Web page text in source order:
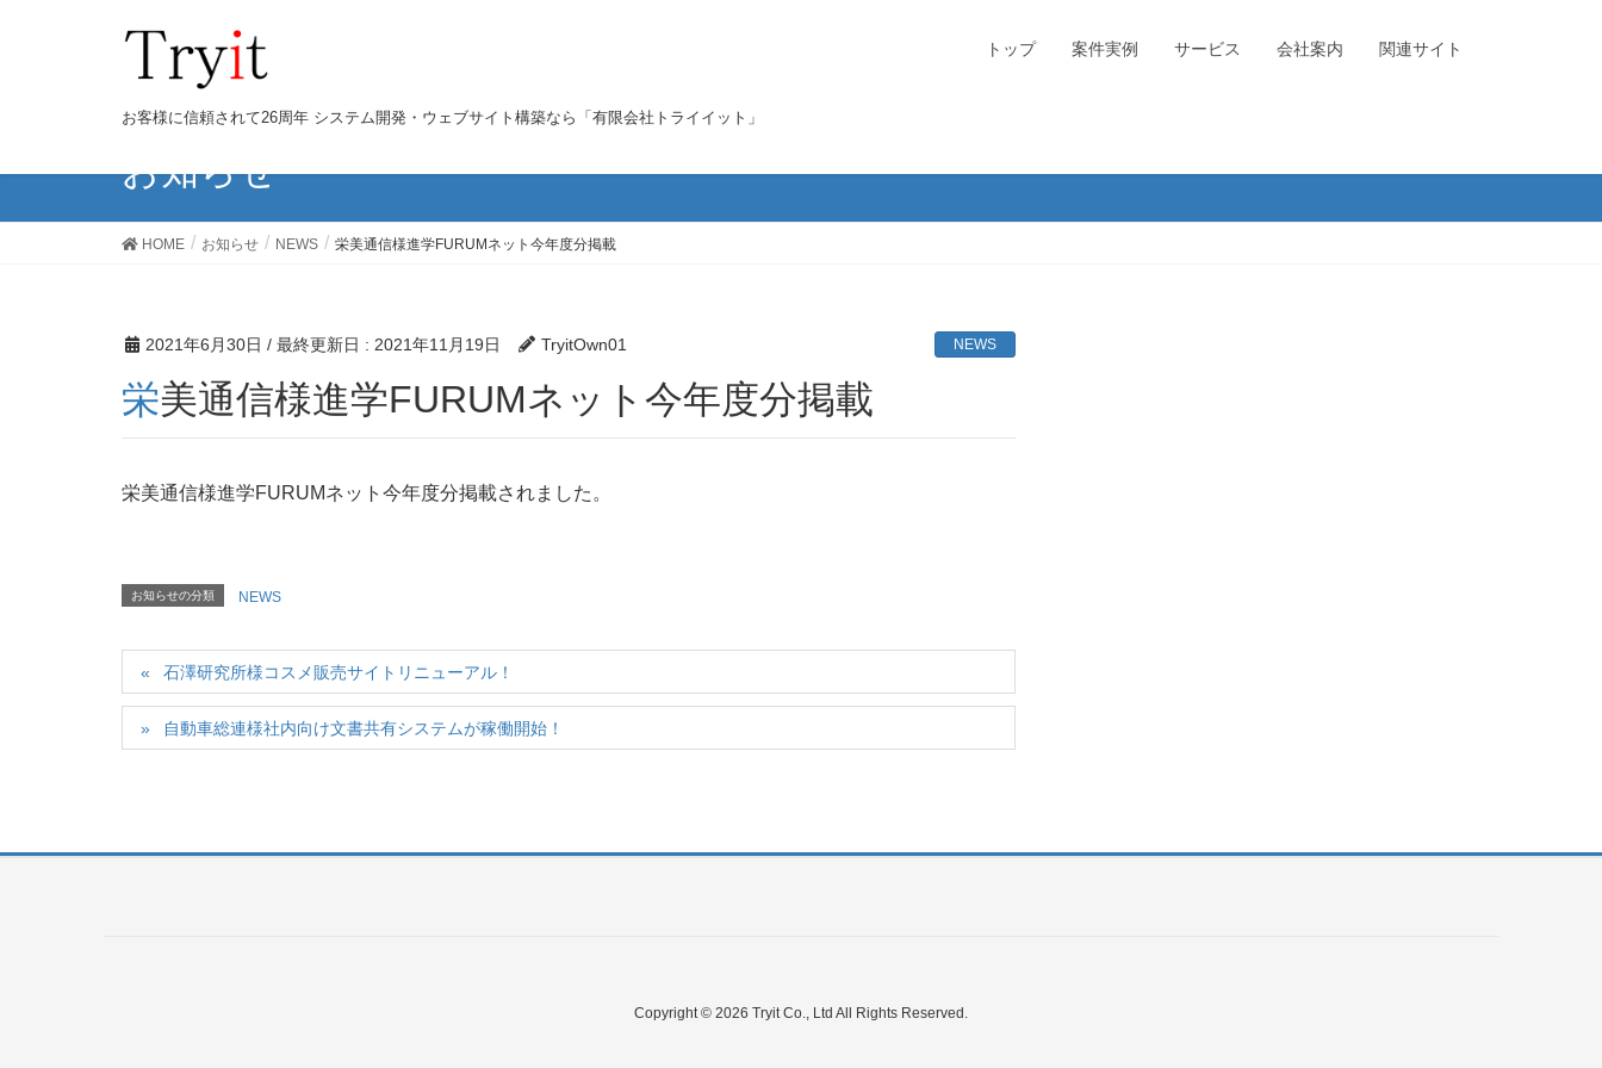
お客様に信頼されて26周年 システム開発・ウェブサイト構築なら「有限会社トライイット」
トップ 案件実例 サービス 会社案内 関連サイト
お知らせ
HOME お知らせ NEWS 栄美通信様進学FURUMネット今年度分掲載
2021年6月30日 / 最終更新日 : 2021年11月19日 TryitOwn01 NEWS
栄美通信様進学FURUMネット今年度分掲載
栄美通信様進学FURUMネット今年度分掲載されました。
お知らせの分類 NEWS
石澤研究所様コスメ販売サイトリニューアル！
自動車総連様社内向け文書共有システムが稼働開始！
Copyright © 2026 Tryit Co., Ltd All Rights Reserved.